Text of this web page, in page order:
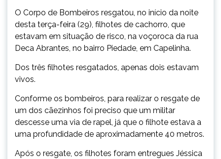
O Corpo de Bombeiros resgatou, no início da noite
desta terça-feira (29), filhotes de cachorro, que
estavam em situação de risco, na voçoroca da rua
Deca Abrantes, no bairro Piedade, em Capelinha.
Dos três filhotes resgatados, apenas dois estavam
vivos.
Conforme os bombeiros, para realizar o resgate de
um dos cãezinhos foi preciso que um militar
descesse uma via de rapel, já que o filhote estava a
uma profundidade de aproximadamente 40 metros.
Após o resgate, os filhotes foram entregues Jéssica